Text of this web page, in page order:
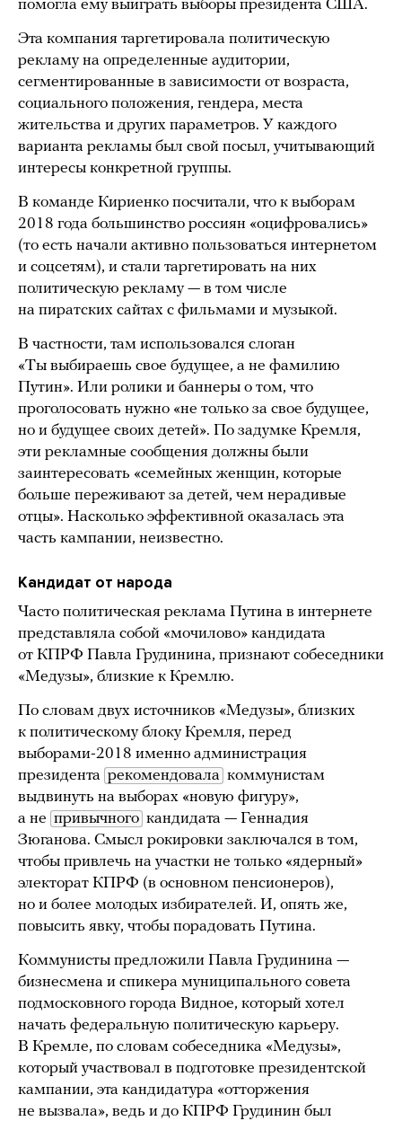
помогла ему выиграть выборы президента США.
Эта компания таргетировала политическую
рекламу на определенные аудитории,
сегментированные в зависимости от возраста,
социального положения, гендера, места
жительства и других параметров. У каждого
варианта рекламы был свой посыл, учитывающий
интересы конкретной группы.
В команде Кириенко посчитали, что к выборам
2018 года большинство россиян «оцифровались»
(то есть начали активно пользоваться интернетом
и соцсетям), и стали таргетировать на них
политическую рекламу — в том числе
на пиратских сайтах с фильмами и музыкой.
В частности, там использовался слоган
«Ты выбираешь свое будущее, а не фамилию
Путин». Или ролики и баннеры о том, что
проголосовать нужно «не только за свое будущее,
но и будущее своих детей». По задумке Кремля,
эти рекламные сообщения должны были
заинтересовать «семейных женщин, которые
больше переживают за детей, чем нерадивые
отцы». Насколько эффективной оказалась эта
часть кампании, неизвестно.
Кандидат от народа
Часто политическая реклама Путина в интернете
представляла собой «мочилово» кандидата
от КПРФ Павла Грудинина, признают собеседники
«Медузы», близкие к Кремлю.
По словам двух источников «Медузы», близких
к политическому блоку Кремля, перед
выборами-2018 именно администрация
президента рекомендовала коммунистам
выдвинуть на выборах «новую фигуру»,
а не привычного кандидата — Геннадия
Зюганова. Смысл рокировки заключался в том,
чтобы привлечь на участки не только «ядерный»
электорат КПРФ (в основном пенсионеров),
но и более молодых избирателей. И, опять же,
повысить явку, чтобы порадовать Путина.
Коммунисты предложили Павла Грудинина —
бизнесмена и спикера муниципального совета
подмосковного города Видное, который хотел
начать федеральную политическую карьеру.
В Кремле, по словам собеседника «Медузы»,
который участвовал в подготовке президентской
кампании, эта кандидатура «отторжения
не вызвала», ведь и до КПРФ Грудинин был